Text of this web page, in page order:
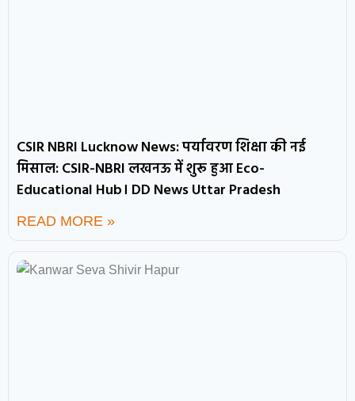
CSIR NBRI Lucknow News: पर्यावरण शिक्षा की नई
मिसाल: CSIR-NBRI लखनऊ में शुरू हुआ Eco-
Educational Hub। DD News Uttar Pradesh
READ MORE »